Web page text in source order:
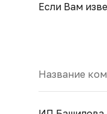
Если Вам
Название